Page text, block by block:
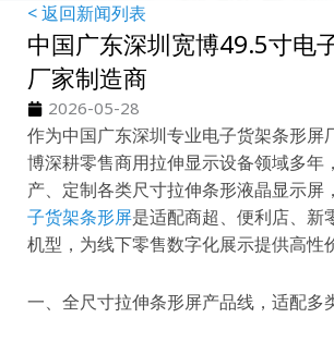
< 返回新闻列表
中国广东深圳宽博49.5寸电
厂家制造商
2026-05-28
作为中国广东深圳专业电子货架条形屏
博深耕零售商用拉伸显示设备领域多年
产、定制各类尺寸拉伸条形液晶显示屏
子货架条形屏是适配商超、便利店、新
机型，为线下零售数字化展示提供高性
一、全尺寸拉伸条形屏产品线，适配多